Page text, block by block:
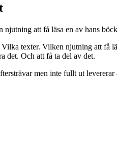
att få läsa en av hans
texter. Vilken njutning att få
det. Och att få ta del av det.
men inte fullt ut